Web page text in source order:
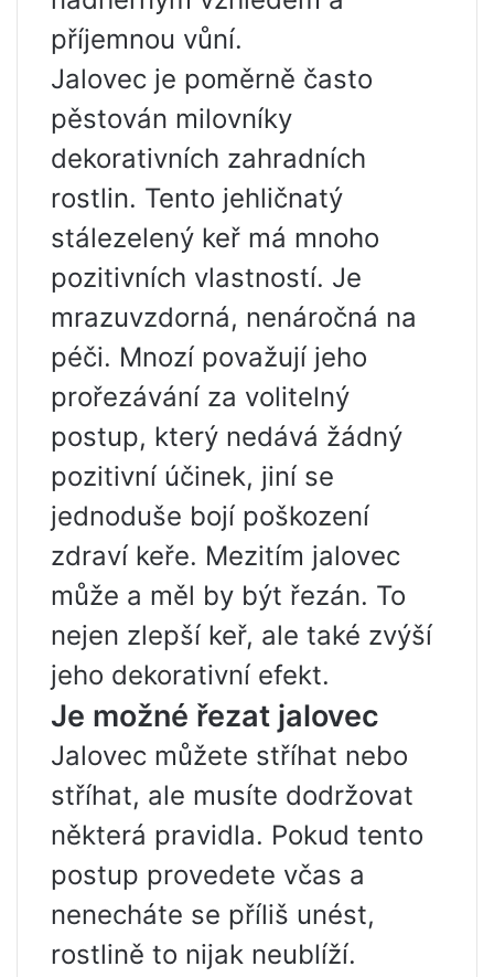
příjemnou vůní.
Jalovec je poměrně často
pěstován milovníky
dekorativních zahradních
rostlin. Tento jehličnatý
stálezelený keř má mnoho
pozitivních vlastností. Je
mrazuvzdorná, nenáročná na
péči. Mnozí považují jeho
prořezávání za volitelný
postup, který nedává žádný
pozitivní účinek, jiní se
jednoduše bojí poškození
zdraví keře. Mezitím jalovec
může a měl by být řezán. To
nejen zlepší keř, ale také zvýší
jeho dekorativní efekt.
Je možné řezat jalovec
Jalovec můžete stříhat nebo
stříhat, ale musíte dodržovat
některá pravidla. Pokud tento
postup provedete včas a
nenecháte se příliš unést,
rostlině to nijak neublíží.